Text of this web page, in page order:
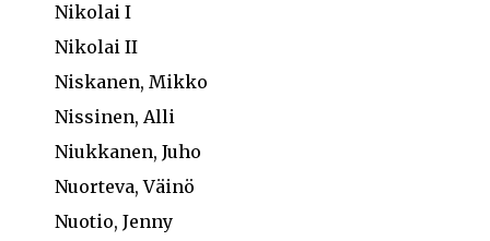
Nikolai I
Nikolai II
Niskanen, Mikko
Nissinen, Alli
Niukkanen, Juho
Nuorteva, Väinö
Nuotio, Jenny